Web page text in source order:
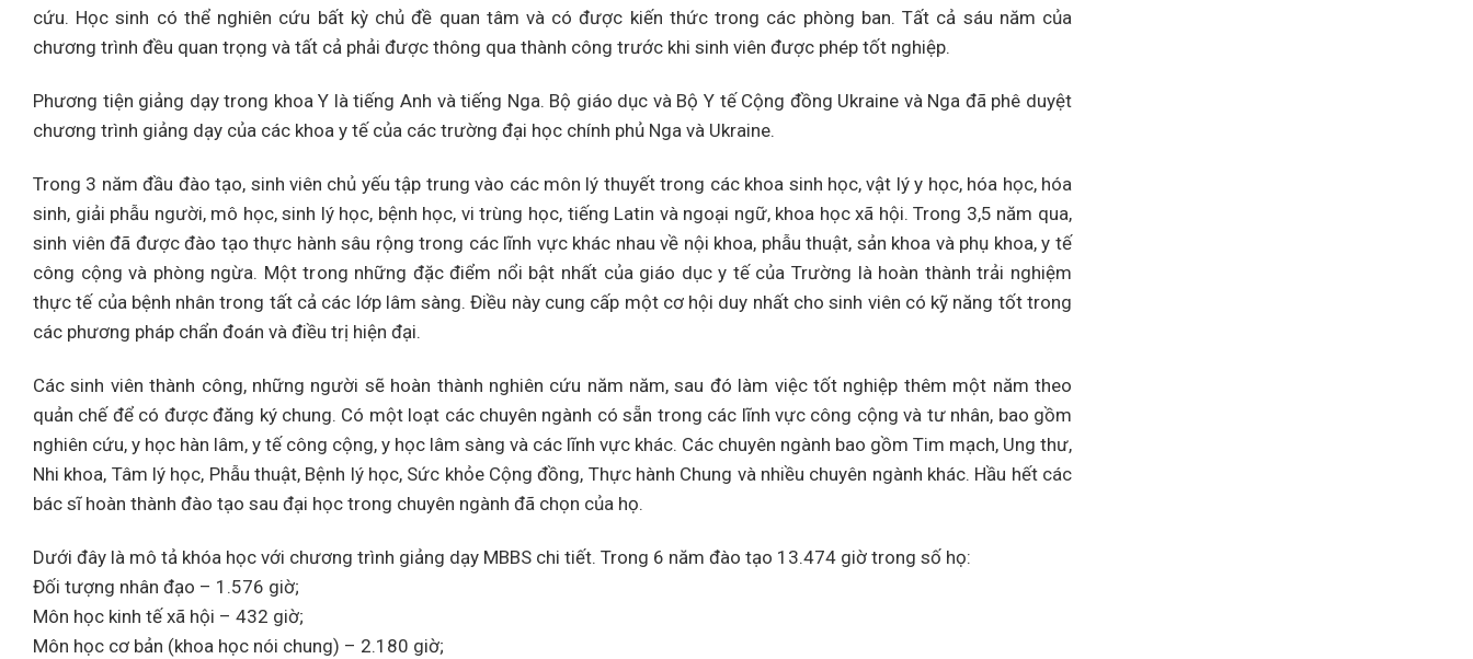
cứu. Học sinh có thể nghiên cứu bất kỳ chủ đề quan tâm và có được kiến ​​thức trong các phòng ban. Tất cả sáu năm của
chương trình đều quan trọng và tất cả phải được thông qua thành công trước khi sinh viên được phép tốt nghiệp.
Phương tiện giảng dạy trong khoa Y là tiếng Anh và tiếng Nga. Bộ giáo dục và Bộ Y tế Cộng đồng Ukraine và Nga đã phê duyệt
chương trình giảng dạy của các khoa y tế của các trường đại học chính phủ Nga và Ukraine.
Trong 3 năm đầu đào tạo, sinh viên chủ yếu tập trung vào các môn lý thuyết trong các khoa sinh học, vật lý y học, hóa học, hóa
sinh, giải phẫu người, mô học, sinh lý học, bệnh học, vi trùng học, tiếng Latin và ngoại ngữ, khoa học xã hội. Trong 3,5 năm qua,
sinh viên đã được đào tạo thực hành sâu rộng trong các lĩnh vực khác nhau về nội khoa, phẫu thuật, sản khoa và phụ khoa, y tế
công cộng và phòng ngừa. Một trong những đặc điểm nổi bật nhất của giáo dục y tế của Trường là hoàn thành trải nghiệm
thực tế của bệnh nhân trong tất cả các lớp lâm sàng. Điều này cung cấp một cơ hội duy nhất cho sinh viên có kỹ năng tốt trong
các phương pháp chẩn đoán và điều trị hiện đại.
Các sinh viên thành công, những người sẽ hoàn thành nghiên cứu năm năm, sau đó làm việc tốt nghiệp thêm một năm theo
quản chế để có được đăng ký chung. Có một loạt các chuyên ngành có sẵn trong các lĩnh vực công cộng và tư nhân, bao gồm
nghiên cứu, y học hàn lâm, y tế công cộng, y học lâm sàng và các lĩnh vực khác. Các chuyên ngành bao gồm Tim mạch, Ung thư,
Nhi khoa, Tâm lý học, Phẫu thuật, Bệnh lý học, Sức khỏe Cộng đồng, Thực hành Chung và nhiều chuyên ngành khác. Hầu hết các
bác sĩ hoàn thành đào tạo sau đại học trong chuyên ngành đã chọn của họ.
Dưới đây là mô tả khóa học với chương trình giảng dạy MBBS chi tiết. Trong 6 năm đào tạo 13.474 giờ trong số họ:
Đối tượng nhân đạo – 1.576 giờ;
Môn học kinh tế xã hội – 432 giờ;
Môn học cơ bản (khoa học nói chung) – 2.180 giờ;